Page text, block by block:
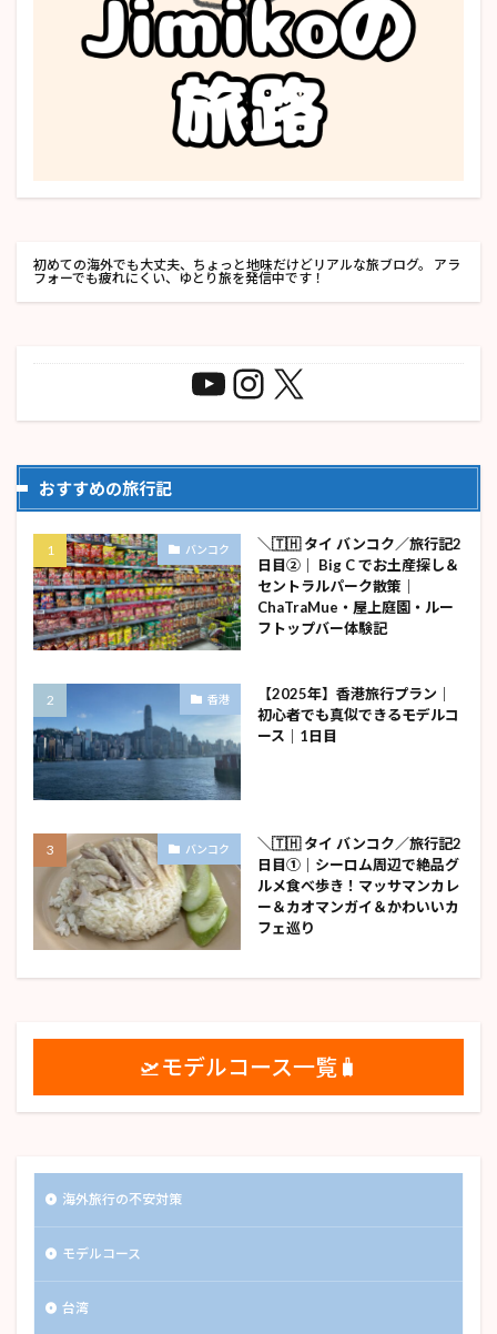
初めての海外でも大丈夫、ちょっと地味だけどリアルな旅ブログ。 アラ
フォーでも疲れにくい、ゆとり旅を発信中です！
おすすめの旅行記
バンコク
＼🇹🇭 タイ バンコク／旅行記2
日目②｜ Big C でお土産探し＆
セントラルパーク散策｜
ChaTraMue・屋上庭園・ルー
フトップバー体験記
香港
【2025年】香港旅行プラン｜
初心者でも真似できるモデルコ
ース｜1日目
バンコク
＼🇹🇭 タイ バンコク／旅行記2
日目①｜シーロム周辺で絶品グ
ルメ食べ歩き！マッサマンカレ
ー＆カオマンガイ＆かわいいカ
フェ巡り
🛫モデルコース一覧🧳
海外旅行の不安対策
モデルコース
台湾